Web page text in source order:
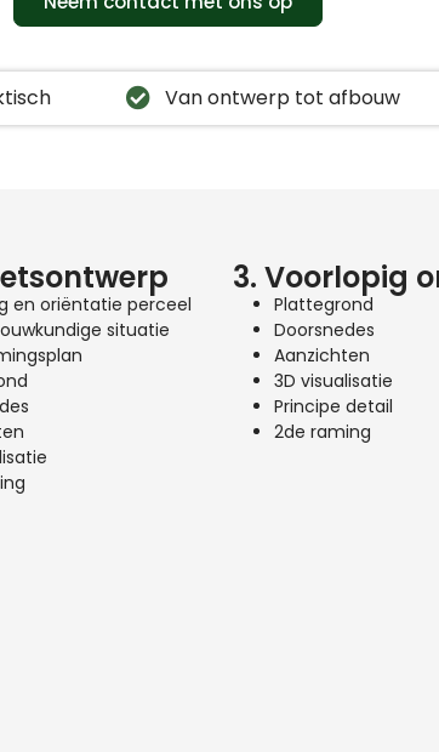
Van ontwerp tot afbouw
en oriëntatie perceel
situatie
3. Voorlopig
Plattegrond
Doorsnedes
Aanzichten
3D visualisatie
Principe detail
2de raming